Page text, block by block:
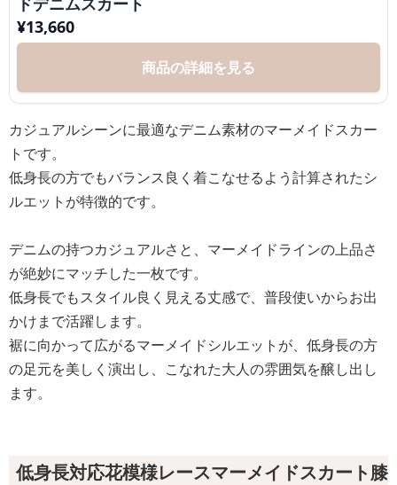
¥13,660
商品の詳細を見る
カジュアルシーンに最適なデニム素材のマーメイドスカー
トです。
低身長の方でもバランス良く着こなせるよう計算されたシ
ルエットが特徴的です。
デニムの持つカジュアルさと、マーメイドラインの上品さ
が絶妙にマッチした一枚です。
低身長でもスタイル良く見える丈感で、普段使いからお出
かけまで活躍します。
裾に向かって広がるマーメイドシルエットが、低身長の方
の足元を美しく演出し、こなれた大人の雰囲気を醸し出し
ます。
低身長対応花模様レースマーメイドスカート膝